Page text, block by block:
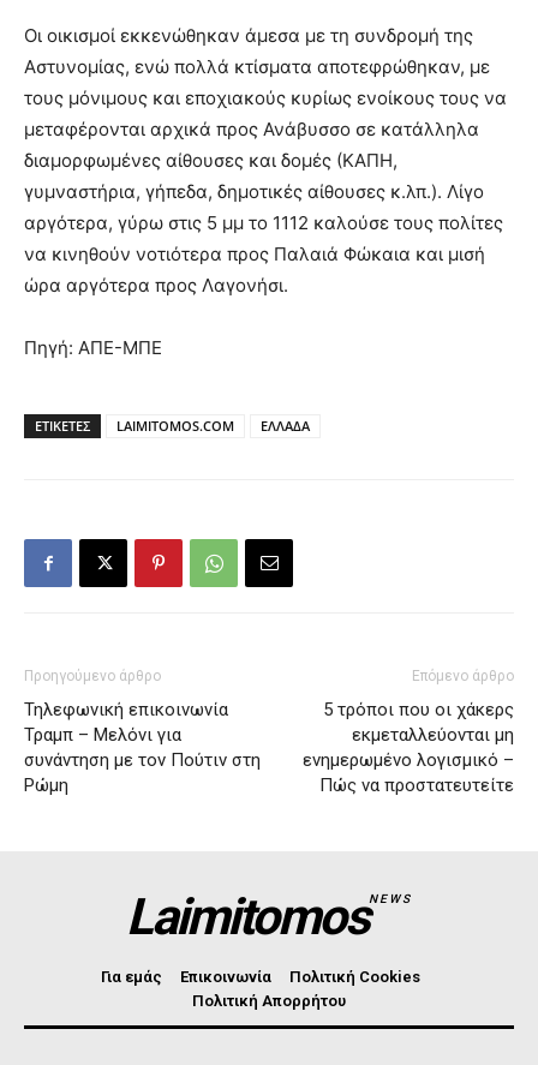
Οι οικισμοί εκκενώθηκαν άμεσα με τη συνδρομή της
Αστυνομίας, ενώ πολλά κτίσματα αποτεφρώθηκαν, με
τους μόνιμους και εποχιακούς κυρίως ενοίκους τους να
μεταφέρονται αρχικά προς Ανάβυσσο σε κατάλληλα
διαμορφωμένες αίθουσες και δομές (ΚΑΠΗ,
γυμναστήρια, γήπεδα, δημοτικές αίθουσες κ.λπ.). Λίγο
αργότερα, γύρω στις 5 μμ το 1112 καλούσε τους πολίτες
να κινηθούν νοτιότερα προς Παλαιά Φώκαια και μισή
ώρα αργότερα προς Λαγονήσι.
Πηγή: ΑΠΕ-ΜΠΕ
ΕΤΙΚΕΤΕΣ LAIMITOMOS.COM ΕΛΛΑΔΑ
Προηγούμενο άρθρο
Τηλεφωνική επικοινωνία
Τραμπ – Μελόνι για
συνάντηση με τον Πούτιν στη
Ρώμη
Επόμενο άρθρο
5 τρόποι που οι χάκερς
εκμεταλλεύονται μη
ενημερωμένο λογισμικό –
Πώς να προστατευτείτε
LaimitomosNEWS
Για εμάς Επικοινωνία
Πολιτική Cookies
Πολιτική Απορρήτου